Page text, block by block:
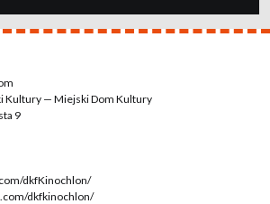
Kultury — Miejski Dom Kultury
9
dkfKinochlon/
dkfkinochlon/